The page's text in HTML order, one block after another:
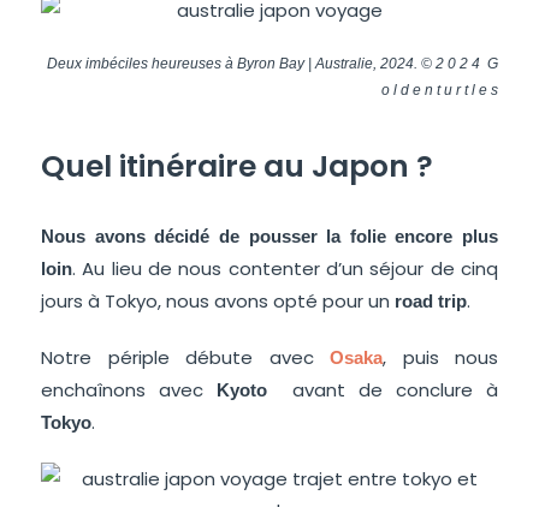
Deux imbéciles heureuses à Byron Bay | Australie, 2024. © 2 0 2 4 G
o l d e n t u r t l e s
Quel itinéraire au Japon ?
Nous avons décidé de pousser la folie encore plus
loin. Au lieu de nous contenter d’un séjour de cinq
jours à Tokyo, nous avons opté pour un road trip.
Notre périple débute avec Osaka, puis nous
enchaînons avec
Kyoto avant de conclure à
Tokyo.